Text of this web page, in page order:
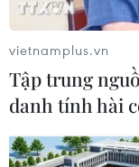
vietnamplus.vn
Tập trung
danh tính hài